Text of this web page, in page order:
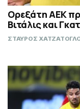
Ορεξάτη ΑΕΚ
Βιτάλις και
ΣΤΑΥΡΟΣ